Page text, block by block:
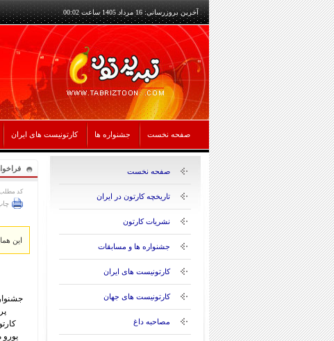
آخرین بروزرسانی: 16 مرداد 1405 ساعت 00:02
صفحه نخست جشنواره ها کارتونیست های ایران
صفحه نخست
تاریخچه کارتون در ایران
نشریات کارتون
جشنواره ها و مسابقات
کارتونیست های ایران
کارتونیست های جهان
مصاحبه داغ
کد مطلب:
این